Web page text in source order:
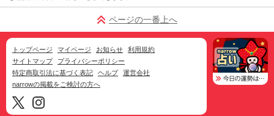
ページの一番上へ
トップページ マイページ お知らせ
利用規約
サイトマップ
プライバシーポリシー
特定商取引法に基づく表記
ヘルプ
運営会社
narrowの掲載をご検討の方へ